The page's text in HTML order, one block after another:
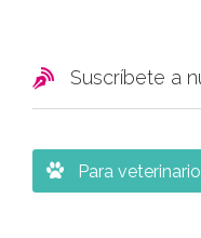
 Suscríbete a
 Para